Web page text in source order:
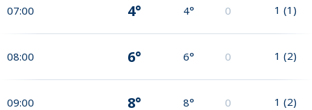
07:00 4° 4° 0 1 (1)
08:00 6° 6° 0 1 (2)
09:00 8° 8° 0 1 (2)